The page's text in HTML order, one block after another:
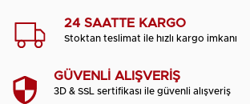
24 SAATTE KARGO
Stoktan teslimat ile hızlı kargo imkanı
GÜVENLİ ALIŞVERİŞ
3D & SSL sertifikası ile güvenli alışveriş